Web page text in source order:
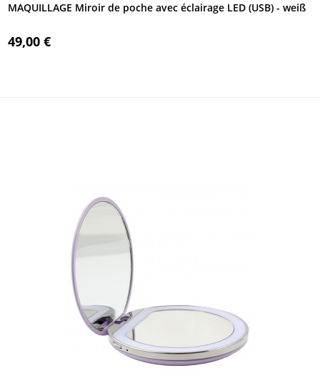
MAQUILLAGE Miroir de poche avec éclairage LED (USB) - weiß
49,00 €